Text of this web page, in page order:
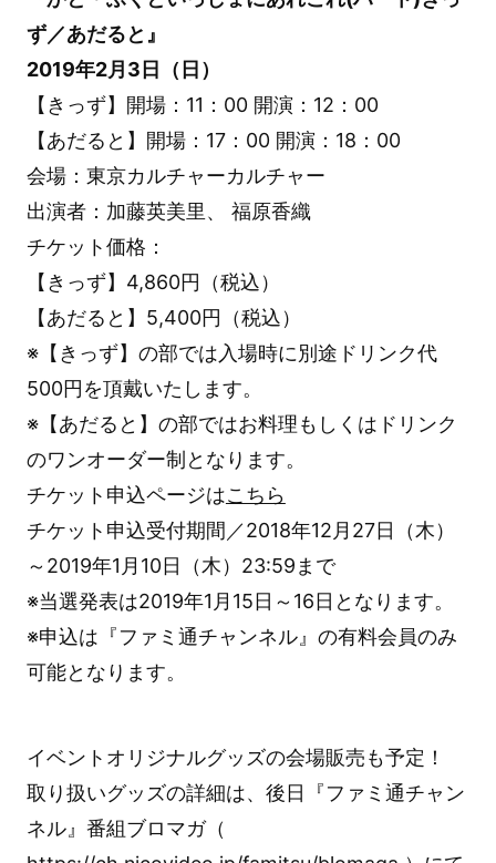
ず／あだると』
2019年2月3日（日）
【きっず】開場：11：00 開演：12：00
【あだると】開場：17：00 開演：18：00
会場：東京カルチャーカルチャー
出演者：加藤英美里、 福原香織
チケット価格：
【きっず】4,860円（税込）
【あだると】5,400円（税込）
※【きっず】の部では入場時に別途ドリンク代
500円を頂戴いたします。
※【あだると】の部ではお料理もしくはドリンク
のワンオーダー制となります。
チケット申込ページはこちら
チケット申込受付期間／2018年12月27日（木）
～2019年1月10日（木）23:59まで
※当選発表は2019年1月15日～16日となります。
※申込は『ファミ通チャンネル』の有料会員のみ
可能となります。
イベントオリジナルグッズの会場販売も予定！
取り扱いグッズの詳細は、後日『ファミ通チャン
ネル』番組ブロマガ（